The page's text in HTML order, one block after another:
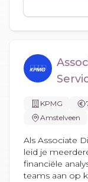
KPMG
Amstelveen
Als Associate
leid je
financiële
teams aan op